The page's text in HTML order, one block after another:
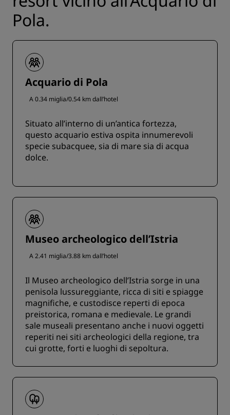
Pola.
Acquario di Pola
A 0.34 miglia/0.54 km dall’hotel
Situato all’interno di un’antica fortezza,
questo acquario estiva ospita innumerevoli
specie subacquee, sia di mare sia di acqua
dolce.
Museo archeologico dell’Istria
A 2.41 miglia/3.88 km dall’hotel
Il Museo archeologico dell’Istria sorge in una
penisola lussureggiante, ricca di siti e spiagge
magnifiche, e custodisce reperti di epoca
preistorica, romana e medievale. Le grandi
sale museali presentano anche i nuovi oggetti
reperiti nei siti archeologici della regione, tra
cui grotte, forti e luoghi di sepoltura.